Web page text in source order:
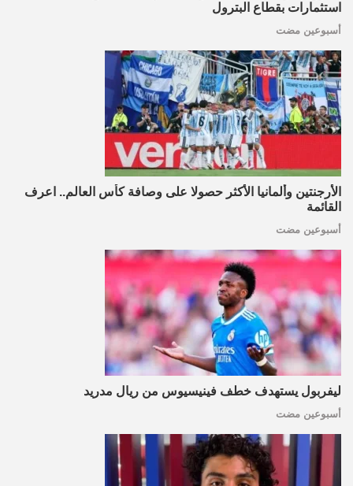
استثمارات بقطاع البترول
أسبوعين مضت
الأرجنتين وألمانيا الأكثر حصولا على وصافة كأس العالم.. اعرف
القائمة
أسبوعين مضت
ليفربول يستهدف خطف فينيسيوس من ريال مدريد
أسبوعين مضت